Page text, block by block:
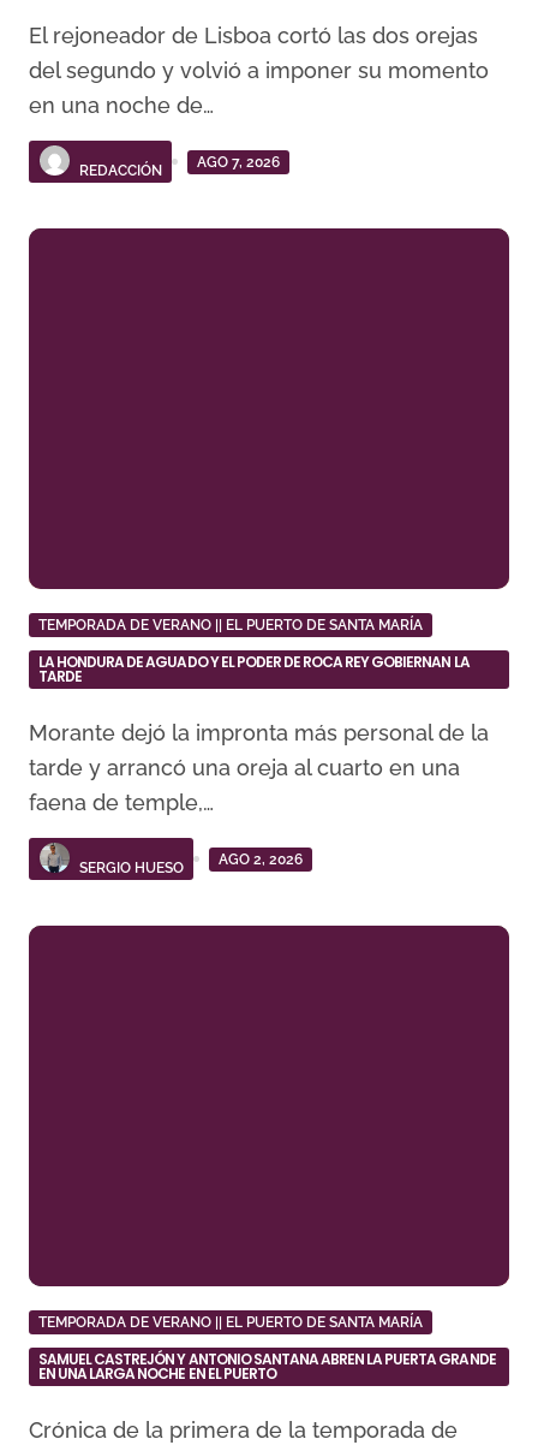
El rejoneador de Lisboa cortó las dos orejas
del segundo y volvió a imponer su momento
en una noche de…
REDACCIÓN
AGO 7, 2026
TEMPORADA DE VERANO || EL PUERTO DE SANTA MARÍA
LA HONDURA DE AGUADO Y EL PODER DE ROCA REY GOBIERNAN LA
TARDE
Morante dejó la impronta más personal de la
tarde y arrancó una oreja al cuarto en una
faena de temple,…
SERGIO HUESO
AGO 2, 2026
TEMPORADA DE VERANO || EL PUERTO DE SANTA MARÍA
SAMUEL CASTREJÓN Y ANTONIO SANTANA ABREN LA PUERTA GRANDE
EN UNA LARGA NOCHE EN EL PUERTO
Crónica de la primera de la temporada de